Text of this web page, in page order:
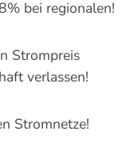
bei regionalen!
Strompreis
verlassen!
Stromnetze!